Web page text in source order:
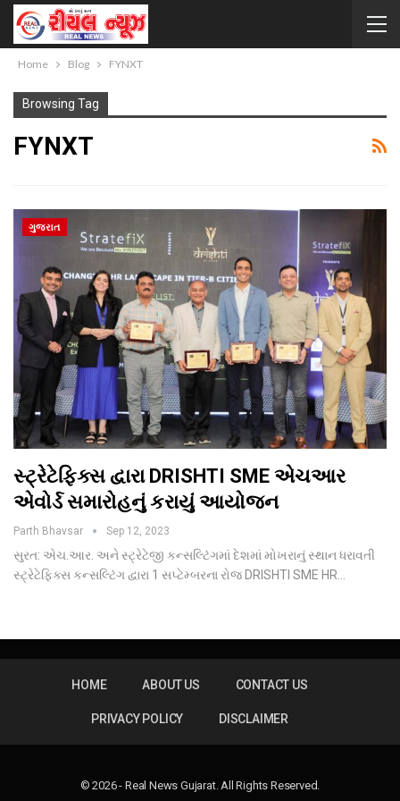
Home Blog FYNXT
Browsing Tag
FYNXT
ગુજરાત
સ્ટ્રેટેફિક્સ દ્વારા DRISHTI SME એચઆર
એવોર્ડ સમારોહનું કરાયું આયોજન
Parth Bhavsar Sep 12, 2023
સુરત: એચ.આર. અને સ્ટ્રેટેજી કન્સલ્ટિંગમાં દેશમાં મોખરાનું સ્થાન ધરાવતી
સ્ટ્રેટેફિક્સ કન્સલ્ટિંગ દ્વારા 1 સપ્ટેમ્બરના રોજ DRISHTI SME HR…
HOME ABOUT US CONTACT US
PRIVACY POLICY DISCLAIMER
© 2026 - Real News Gujarat. All Rights Reserved.